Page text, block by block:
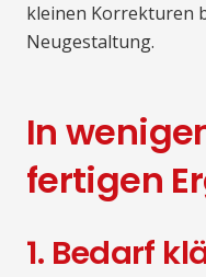
kleinen Korrekturen
Neugestaltung.
In
fertigen
1. Bedarf